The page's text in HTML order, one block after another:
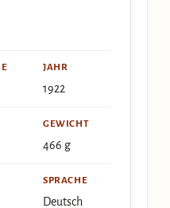
JAHR
1922
GEWICHT
466 g
SPRACHE
Deutsch